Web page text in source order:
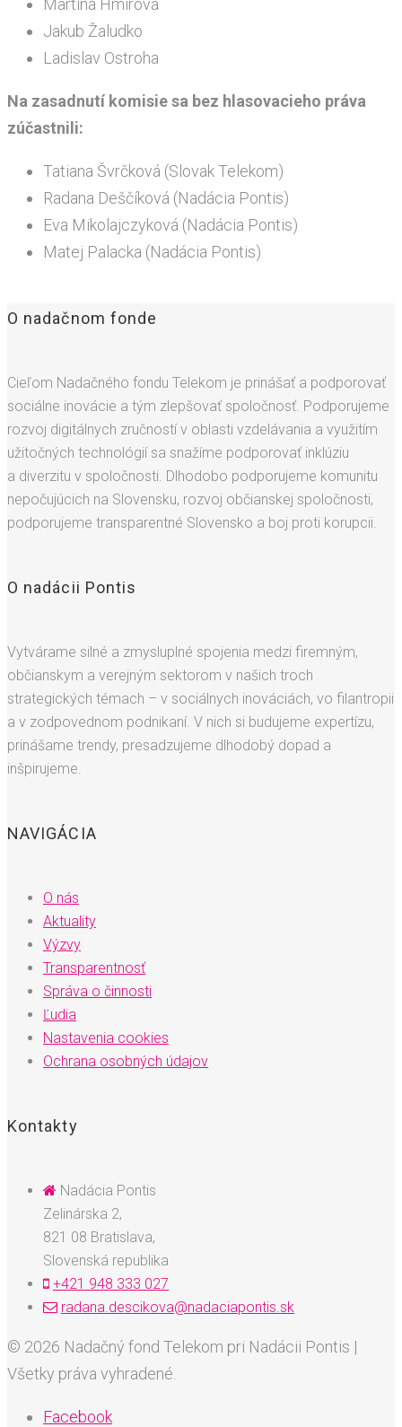
Martina Hmírová
Jakub Žaludko
Ladislav Ostroha
Na zasadnutí komisie sa bez hlasovacieho práva
zúčastnili:
Tatiana Švrčková (Slovak Telekom)
Radana Deščíková (Nadácia Pontis)
Eva Mikolajczyková (Nadácia Pontis)
Matej Palacka (Nadácia Pontis)
O nadačnom fonde
Cieľom Nadačného fondu Telekom je prinášať a podporovať
sociálne inovácie a tým zlepšovať spoločnosť. Podporujeme
rozvoj digitálnych zručností v oblasti vzdelávania a využitím
užitočných technológií sa snažíme podporovať inklúziu
a diverzitu v spoločnosti. Dlhodobo podporujeme komunitu
nepočujúcich na Slovensku, rozvoj občianskej spoločnosti,
podporujeme transparentné Slovensko a boj proti korupcii.
O nadácii Pontis
Vytvárame silné a zmysluplné spojenia medzi firemným,
občianskym a verejným sektorom v našich troch
strategických témach – v sociálnych inováciách, vo filantropii
a v zodpovednom podnikaní. V nich si budujeme expertízu,
prinášame trendy, presadzujeme dlhodobý dopad a
inšpirujeme.
NAVIGÁCIA
O nás
Aktuality
Výzvy
Transparentnosť
Správa o činnosti
Ľudia
Nastavenia cookies
Ochrana osobných údajov
Kontakty
Nadácia Pontis
Zelinárska 2,
821 08 Bratislava,
Slovenská republika
+421 948 333 027
radana.descikova@nadaciapontis.sk
© 2026 Nadačný fond Telekom pri Nadácii Pontis |
Všetky práva vyhradené.
Facebook